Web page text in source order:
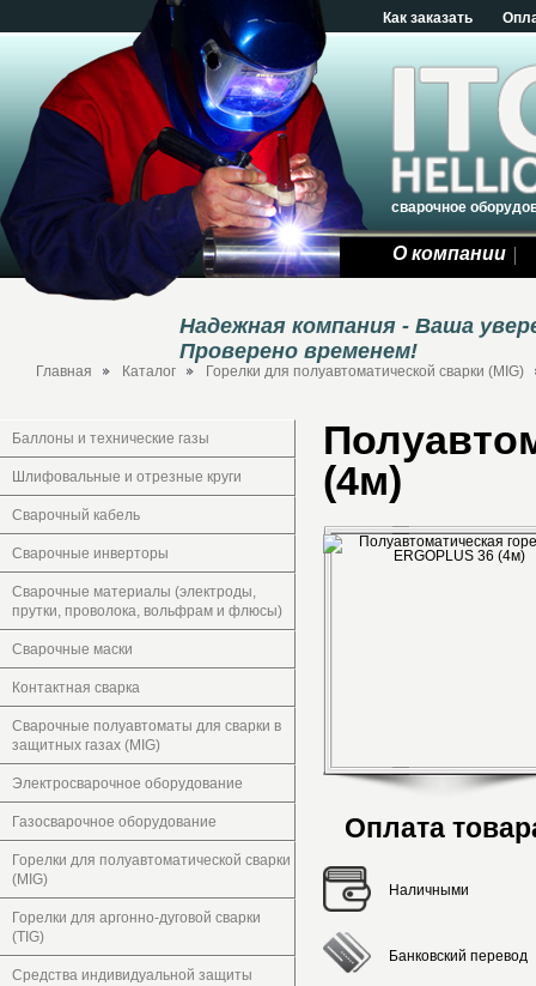
Как заказать
сварочное
О компании
Надежная компания - Ваша
Проверено временем!
Главная Каталог Горелки для полуавтоматической сварки (MIG)
Баллоны и технические газы
Шлифовальные и отрезные круги
Сварочный кабель
Сварочные инверторы
Сварочные материалы (электроды,
прутки, проволока, вольфрам и флюсы)
Сварочные маски
Контактная сварка
Сварочные полуавтоматы для сварки в
защитных газах (MIG)
Электросварочное оборудование
Газосварочное оборудование
Горелки для полуавтоматической сварки
(MIG)
Горелки для аргонно-дуговой сварки
(TIG)
Средства индивидуальной защиты
(4м)
Оплата
Наличными
Банковский перевод